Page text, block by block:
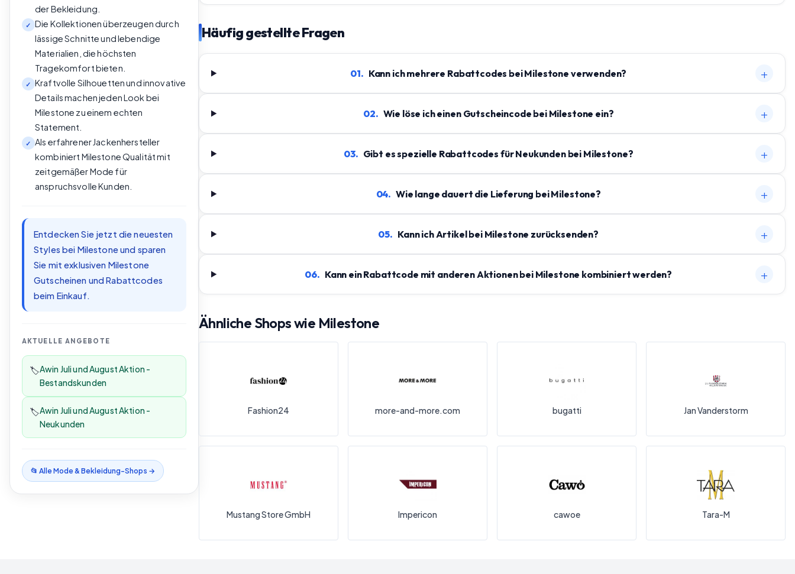
der Bekleidung.
✓
Die Kollektionen überzeugen durch
lässige Schnitte und lebendige
Materialien, die höchsten
Tragekomfort bieten.
✓
Kraftvolle Silhouetten und innovative
Details machen jeden Look bei
Milestone zu einem echten
Statement.
✓
Als erfahrener Jackenhersteller
kombiniert Milestone Qualität mit
zeitgemäßer Mode für
anspruchsvolle Kunden.
Entdecken Sie jetzt die neuesten
Styles bei Milestone und sparen
Sie mit exklusiven Milestone
Gutscheinen und Rabattcodes
beim Einkauf.
AKTUELLE ANGEBOTE
🏷️Awin Juli und August Aktion -
Bestandskunden
🏷️Awin Juli und August Aktion -
Neukunden
📂 AlleMode & Bekleidung-Shops →
Häufig gestellte Fragen
01. Kann ich mehrere Rabattcodes bei Milestone verwenden? +
02. Wie löse ich einen Gutscheincode bei Milestone ein? +
03. Gibt es spezielle Rabattcodes für Neukunden bei Milestone? +
04. Wie lange dauert die Lieferung bei Milestone? +
05. Kann ich Artikel bei Milestone zurücksenden? +
06. Kann ein Rabattcode mit anderen Aktionen bei Milestone kombiniert werden? +
Ähnliche Shops wie Milestone
Fashion24 more-and-more.com bugatti Jan Vanderstorm
Mustang Store GmbH Impericon cawoe Tara-M